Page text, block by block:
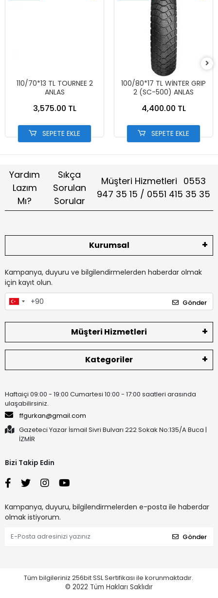
110/70*13 TL TOURNEE 2
ANLAS
3,575.00 TL
SEPETE EKLE
100/80*17 TL WİNTER GRIP
2 (SC-500) ANLAS
4,400.00 TL
SEPETE EKLE
Yardım
Lazım
Mı?
Sıkça
Sorulan
Sorular
Müşteri Hizmetleri 0553
947 35 15 / 0551 415 35 35
Kurumsal
Kampanya, duyuru ve bilgilendirmelerden haberdar olmak
için kayıt olun.
Gönder
Müşteri Hizmetleri
Kategoriler
Haftaiçi 09:00 - 19:00 Cumartesi 10:00 - 17:00 saatleri arasında
ulaşabilirsiniz.
ffgurkan@gmail.com
Gazeteci Yazar İsmail Sivri Bulvarı 222 Sokak No:135/A Buca |
İZMİR
Bizi Takip Edin
Kampanya, duyuru, bilgilendirmelerden e-posta ile haberdar
olmak istiyorum.
Gönder
Tüm bilgileriniz 256bit SSL Sertifikası ile korunmaktadır.
© 2022 Tüm Hakları Saklıdır